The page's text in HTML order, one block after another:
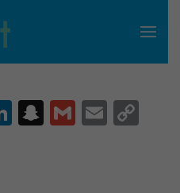
LinkedIn
Snapchat
GmailEmail